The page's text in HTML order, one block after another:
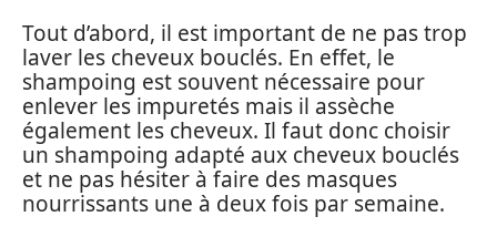
Tout d’abord, il est important de ne pas trop
laver les cheveux bouclés. En effet, le
shampoing est souvent nécessaire pour
enlever les impuretés mais il assèche
également les cheveux. Il faut donc choisir
un shampoing adapté aux cheveux bouclés
et ne pas hésiter à faire des masques
nourrissants une à deux fois par semaine.